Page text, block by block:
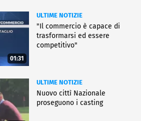
01:31
ULTIME NOTIZIE
"Il commercio è capace di
trasformarsi ed essere
competitivo"
ULTIME NOTIZIE
Nuovo cittì Nazionale
proseguono i casting